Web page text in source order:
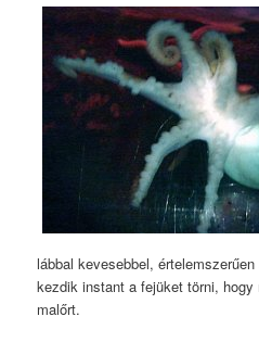
lábbal kevesebbel,
kezdik instant a fejüket törni,
malőrt.